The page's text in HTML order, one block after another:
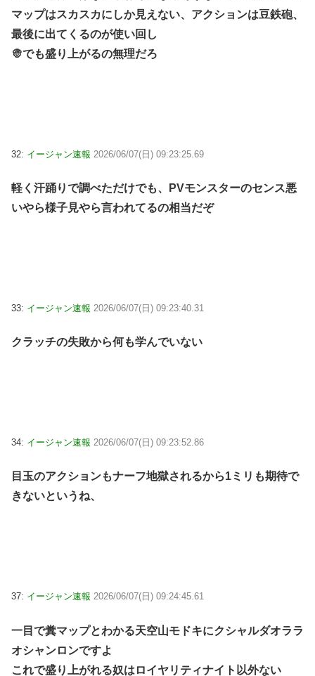
マップはスカスカにしか見えない、アクションは豆鉄砲、
最後に出てくるのが使い回し
👳でも盛り上がるの無理だろ
32: イージャン速報 2026/06/07(日) 09:23:25.69
軽く汗踊りで調べただけでも、PVモンスターのセンス悪
いやら様子見やら言われてるの相当だぞ
33: イージャン速報 2026/06/07(日) 09:23:40.31
クラッチの失敗から何も学んでいない
34: イージャン速報 2026/06/07(日) 09:23:52.86
目玉のアクションもナーフ地獄されるから1ミリも期待で
きないというね、
37: イージャン速報 2026/06/07(日) 09:24:45.61
一目で糞マップとわかる天空山モドキにクシャルダオララ
オシャンロンですよ
これで盛り上がれる奴はロイヤリティナイト以外ない